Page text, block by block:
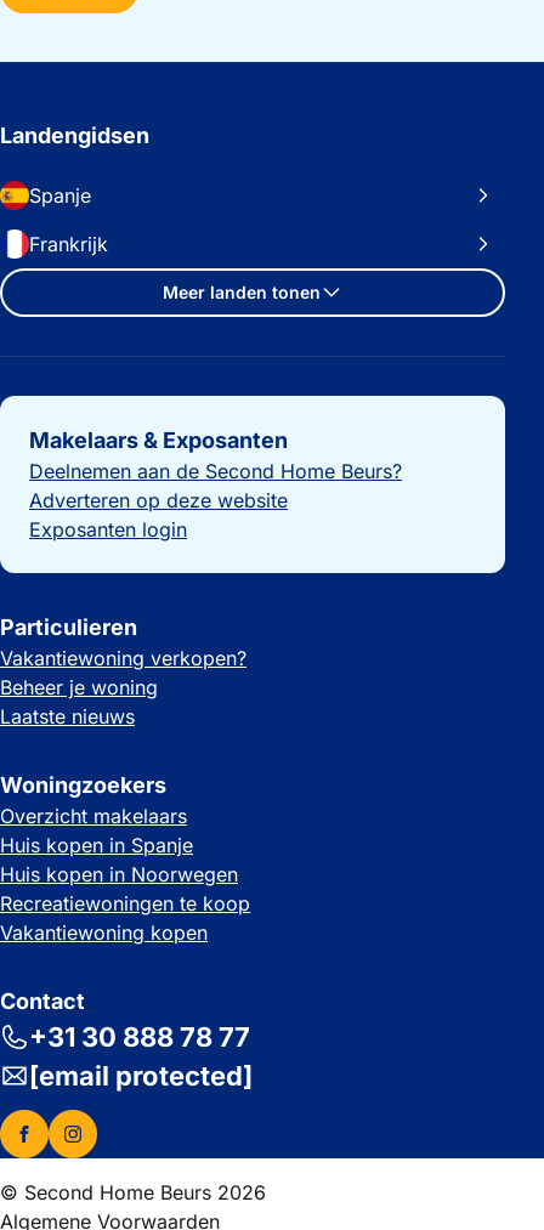
Landengidsen
Spanje
Frankrijk
Meer landen tonen
Belangrijke links
Makelaars & Exposanten
Deelnemen aan de Second Home Beurs?
Adverteren op deze website
Exposanten login
Particulieren
Vakantiewoning verkopen?
Beheer je woning
Laatste nieuws
Woningzoekers
Overzicht makelaars
Huis kopen in Spanje
Huis kopen in Noorwegen
Recreatiewoningen te koop
Vakantiewoning kopen
Contact
+31 30 888 78 77
[email protected]
© Second Home Beurs 2026
Algemene Voorwaarden